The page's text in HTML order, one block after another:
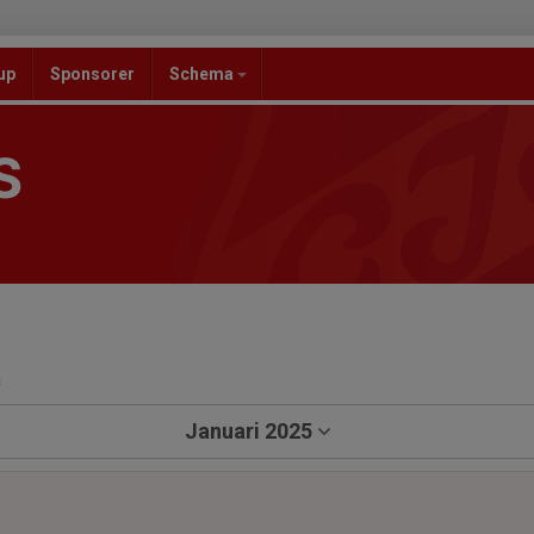
Sponsorer Schema
Januari 2025